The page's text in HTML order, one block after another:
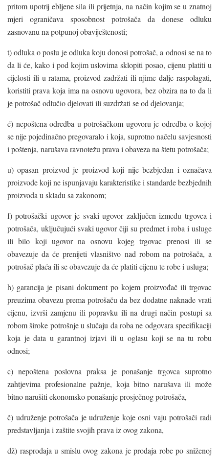
pritom upotrij ebljene sila ili prijetnja, na način kojim se u znatnoj
mjeri ograničava sposobnost potrošača da donese odluku
zasnovanu na potpunoj obaviještenosti;
t) odluka o poslu je odluka koju donosi potrošač, a odnosi se na to
da li će, kako i pod kojim uslovima sklopiti posao, cijenu platiti u
cijelosti ili u ratama, proizvod zadržati ili njime dalje raspolagati,
koristiti prava koja ima na osnovu ugovora, bez obzira na to da li
je potrošač odlučio djelovati ili suzdržati se od djelovanja;
ć) nepoštena odredba u potrošačkom ugovoru je odredba o kojoj
se nije pojedinačno pregovaralo i koja, suprotno načelu savjesnosti
i poštenja, narušava ravnotežu prava i obaveza na štetu potrošača;
u) opasan proizvod je proizvod koji nije bezbjedan i označava
proizvode koji ne ispunjavaju karakteristike i standarde bezbjednih
proizvoda u skladu sa zakonom;
f) potrošački ugovor je svaki ugovor zaključen između trgovca i
potrošača, uključujući svaki ugovor čiji su predmet i roba i usluge
ili bilo koji ugovor na osnovu kojeg trgovac prenosi ili se
obavezuje da će prenijeti vlasništvo nad robom na potrošača, a
potrošač plaća ili se obavezuje da će platiti cijenu te robe i usluga;
h) garancija je pisani dokument po kojem proizvođač ili trgovac
preuzima obavezu prema potrošaču da bez dodatne naknade vrati
cijenu, izvrši zamjenu ili popravku ili na drugi način postupi sa
robom široke potrošnje u slučaju da roba ne odgovara specifikaciji
koja je data u garantnoj izjavi ili u oglasu koji se na tu robu
odnosi;
c) nepoštena poslovna praksa je ponašanje trgovca suprotno
zahtjevima profesionalne pažnje, koja bitno narušava ili može
bitno narušiti ekonomsko ponašanje prosječnog potrošača,
č) udruženje potrošača je udruženje koje osni vaju potrošači radi
predstavljanja i zaštite svojih prava iz ovog zakona,
dž) rasprodaja u smislu ovog zakona je prodaja robe po sniženoj